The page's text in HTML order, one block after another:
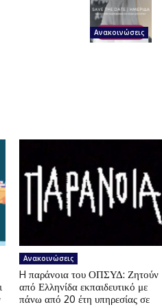
Ανακοινώσεις
Ανακοινώσεις
H παράνοια του ΟΠΣΥΔ: Ζητούν
από Ελληνίδα εκπαιδευτικό με
πάνω από 20 έτη υπηρεσίας σε